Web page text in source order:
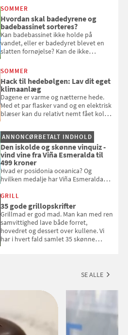
at bede naboen om at vande eller
komme hjem til døde planter
SOMMER
Hvordan skal badedyrene og
badebassinet sorteres?
Kan badebassinet ikke holde på
vandet, eller er badedyret blevet en
slatten fornøjelse? Kan de ikke
opmærksom, når du smider
badebassinet eller et badedyr ud
SOMMER
Hack til hedebølgen: Lav dit eget
klimaanlæg
Dagene er varme og nætterne hede.
Med et par flasker vand og en elektrisk
blæser kan du relativt nemt fået koldt
og se, hvordan du gør
ANNONCØRBETALT INDHOLD
Den iskolde og skønne vinquiz -
vind vine fra Viña Esmeralda til
499 kroner
Hvad er posidonia oceanica? Og
hvilken medalje har Viña Esmeralda
med i Samvirkes skønne vinquiz, hvor
du kan vinde 6 flasker vin fra Viña
Esmeralda. Konkurrencen slutter 1.
september 2026.
GRILL
35 gode grillopskrifter
Grillmad er god mad. Man kan med ren
samvittighed lave både forret,
hovedret og dessert over kullene. Vi
har i hvert fald samlet 35 skønne
SE ALLE